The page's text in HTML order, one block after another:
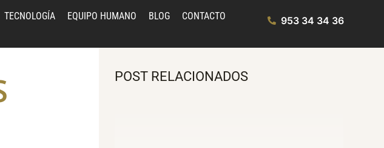
TECNOLOGÍA EQUIPO HUMANO BLOG CONTACTO 953 34 34 36
POST RELACIONADOS